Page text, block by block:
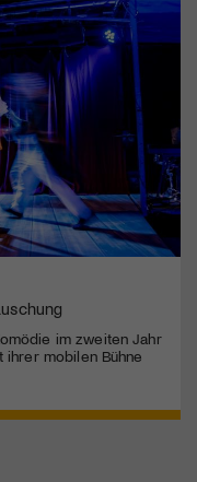
im zweiten Jahr
mobilen Bühne